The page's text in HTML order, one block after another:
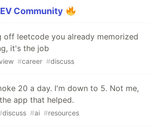
Community
off leetcode you already memorized
it's the job
#career #discuss
20 a day. I'm down to 5. Not me,
app that helped.
discuss #ai #resources